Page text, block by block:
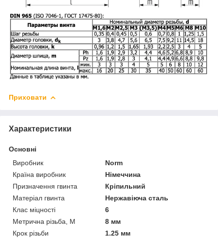
Приховати
Характеристики
Основні
Виробник
Norm
Країна виробник
Німеччина
Призначення гвинта
Кріпильний
Матеріал гвинта
Нержавіюча сталь
Клас міцності
6
Метрична різьба, М
8 мм
Крок різьби
1.25 мм